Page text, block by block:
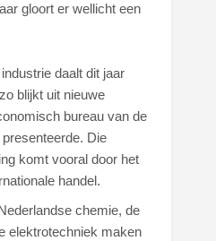
gloort er wellicht een
daalt dit jaar
blijkt uit nieuwe
bureau van de
Die
komt vooral door het
handel.
chemie, de
elektrotechniek maken